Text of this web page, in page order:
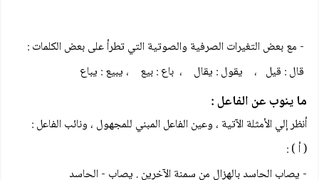
- مع بعض التغيرات الصرفية والصوتية التي تطرأ على بعض الكلمات :
قال : قيل ، يقول : يقال ، باع : بيع ، يبيع : يباع
ما ينوب عن الفاعل :
أنظر إلي الأمثلة الآتية ، وعين الفاعل المبني للمجهول ، ونائب الفاعل :
( أ ) :
- يصاب الحاسد بالهزال من سمنة الآخرين . يصاب - الحاسد